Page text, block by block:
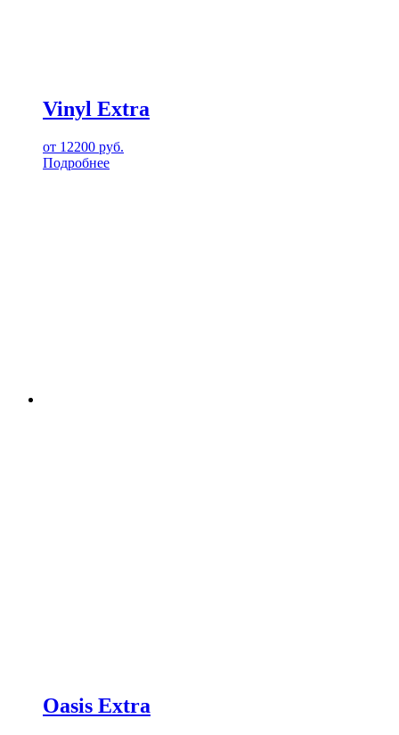
Vinyl Extra
от 12200 руб.
Подробнее
Oasis Extra